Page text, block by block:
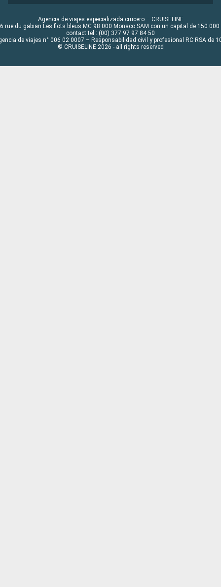
Agencia de viajes especializada crucero – CRUISELINE
rue du gabian Les flots bleus MC 98 000 Monaco SAM con un capital de 150 000
contact tel : (00) 377 97 97 84 50
de viajes n° 006 02 0007 – Responsabilidad civil y profesional RC RSA de
© CRUISELINE 2026 - all rights reserved